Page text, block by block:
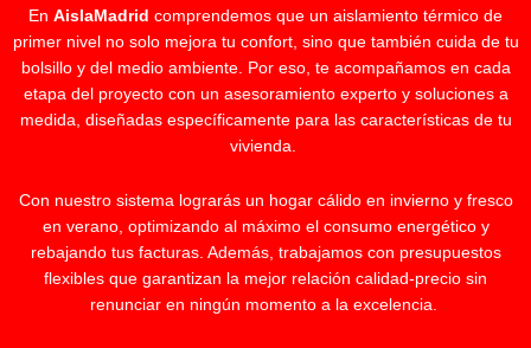
En AislaMadrid comprendemos que un aislamiento térmico de
primer nivel no solo mejora tu confort, sino que también cuida de tu
bolsillo y del medio ambiente. Por eso, te acompañamos en cada
etapa del proyecto con un asesoramiento experto y soluciones a
medida, diseñadas específicamente para las características de tu
vivienda.
Con nuestro sistema lograrás un hogar cálido en invierno y fresco
en verano, optimizando al máximo el consumo energético y
rebajando tus facturas. Además, trabajamos con presupuestos
flexibles que garantizan la mejor relación calidad-precio sin
renunciar en ningún momento a la excelencia.